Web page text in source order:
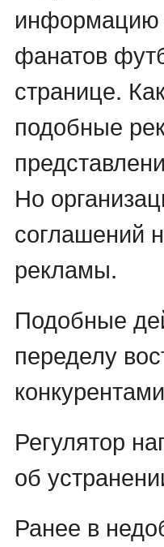
информацию
фанатов
странице.
подобные
Но
соглашений
рекламы.
Подобные
переделу
Регулятор
об
Ранее в